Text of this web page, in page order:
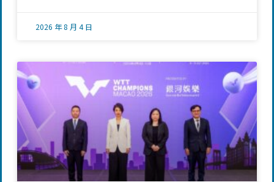
2026 年 8 月 4 日